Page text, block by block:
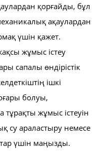
қорғайды, бұл
ақаулардан
үшін қажет.
жұмыс істеу
сапалы өндірістік
ішкі
болуы,
жұмыс істеуін
су араластыру немесе
үшін маңызды.